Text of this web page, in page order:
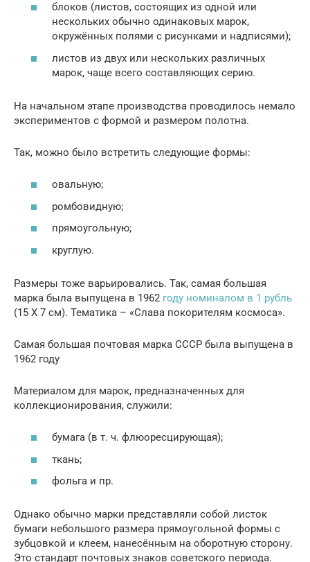
блоков (листов, состоящих из одной или
нескольких обычно одинаковых марок,
окружённых полями с рисунками и надписями);
листов из двух или нескольких различных
марок, чаще всего составляющих серию.
На начальном этапе производства проводилось немало
экспериментов с формой и размером полотна.
Так, можно было встретить следующие формы:
овальную;
ромбовидную;
прямоугольную;
круглую.
Размеры тоже варьировались. Так, самая большая
марка была выпущена в 1962 году номиналом в 1 рубль
(15 Х 7 см). Тематика – «Слава покорителям космоса».
Самая большая почтовая марка СССР была выпущена в
1962 году
Материалом для марок, предназначенных для
коллекционирования, служили:
бумага (в т. ч. флюоресцирующая);
ткань;
фольга и пр.
Однако обычно марки представляли собой листок
бумаги небольшого размера прямоугольной формы с
зубцовкой и клеем, нанесённым на оборотную сторону.
Это стандарт почтовых знаков советского периода.